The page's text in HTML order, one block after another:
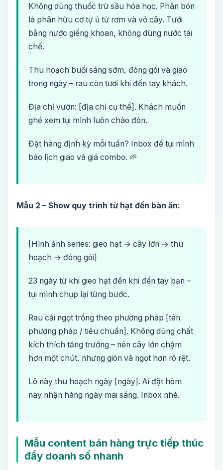
Không dùng thuốc trừ sâu hóa học. Phân bón
là phân hữu cơ tự ủ từ rơm và vỏ cây. Tưới
bằng nước giếng khoan, không dùng nước tái
chế.
Thu hoạch buổi sáng sớm, đóng gói và giao
trong ngày – rau còn tươi khi đến tay khách.
Địa chỉ vườn: [địa chỉ cụ thể]. Khách muốn
ghé xem tụi mình luôn chào đón.
Đặt hàng định kỳ mỗi tuần? Inbox để tụi mình
báo lịch giao và giá combo. 🌱
Mẫu 2 – Show quy trình từ hạt đến bàn ăn:
[Hình ảnh series: gieo hạt → cây lớn → thu
hoạch → đóng gói]
23 ngày từ khi gieo hạt đến khi đến tay bạn –
tụi mình chụp lại từng bước.
Rau cải ngọt trồng theo phương pháp [tên
phương pháp / tiêu chuẩn]. Không dùng chất
kích thích tăng trưởng – nên cây lớn chậm
hơn một chút, nhưng giòn và ngọt hơn rõ rệt.
Lô này thu hoạch ngày [ngày]. Ai đặt hôm
nay nhận hàng ngày mai sáng. Inbox nhé.
Mẫu content bán hàng trực tiếp thúc
đẩy doanh số nhanh